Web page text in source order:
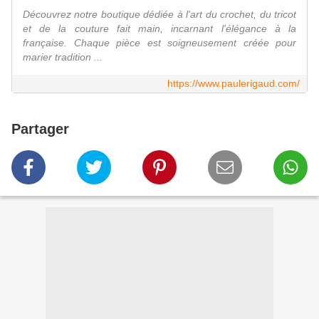
Découvrez notre boutique dédiée à l'art du crochet, du tricot
et de la couture fait main, incarnant l'élégance à la
française. Chaque pièce est soigneusement créée pour
marier tradition ...
https://www.paulerigaud.com/
Partager